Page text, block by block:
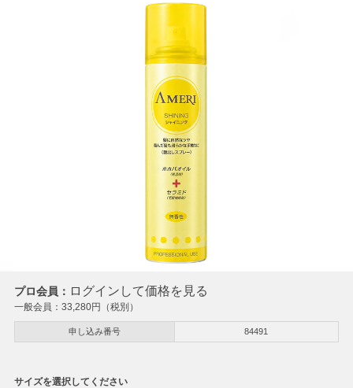
プロ会員： ログインして価格を見る
一般会員： 33,280円（税別）
申し込み番号 84491
サイズを選択してください